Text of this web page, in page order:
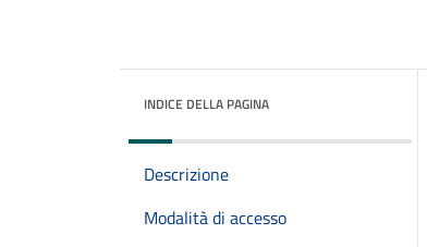
INDICE DELLA PAGINA
Descrizione
Modalità di accesso